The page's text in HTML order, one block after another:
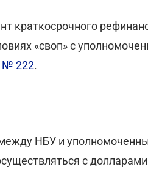
краткосрочного
«своп» с
№ 222.
НБУ и
с